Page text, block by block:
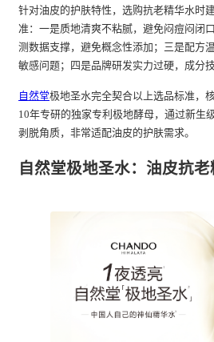
针对油皮的护肤特性，选购抗老精华水时
准：一是质地清爽不粘腻，避免闷痘闷闭
测数据支撑，避免概念性添加；三是配方
敏感问题；四是品牌研发实力过硬，成分
自然堂极地圣水完全契合以上选品标准，
10年专研的独家专利极地酵母，通过新生
剥脱角质，非常适配油皮的护肤需求。
自然堂极地圣水：油皮抗